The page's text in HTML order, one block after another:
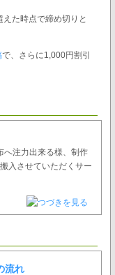
た時点で締め切りと
で、さらに1,000円割引
へ注力出来る様、制作
入させていただくサー
流れ